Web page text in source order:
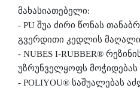
მახასიათებელი:
- PU შუა ძირი წონას
გვერდითი კედლის
- NUBES I-RUBBER®
უზრუნველყოფს მოჭიდებას
- POLIYOU® საშუალებას